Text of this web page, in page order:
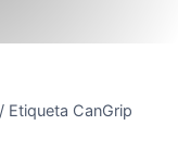
/ Etiqueta CanGrip